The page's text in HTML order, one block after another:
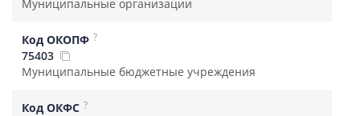
Муниципальные организации
Код ОКОПФ ?
75403
Муниципальные бюджетные учреждения
Код ОКФС ?